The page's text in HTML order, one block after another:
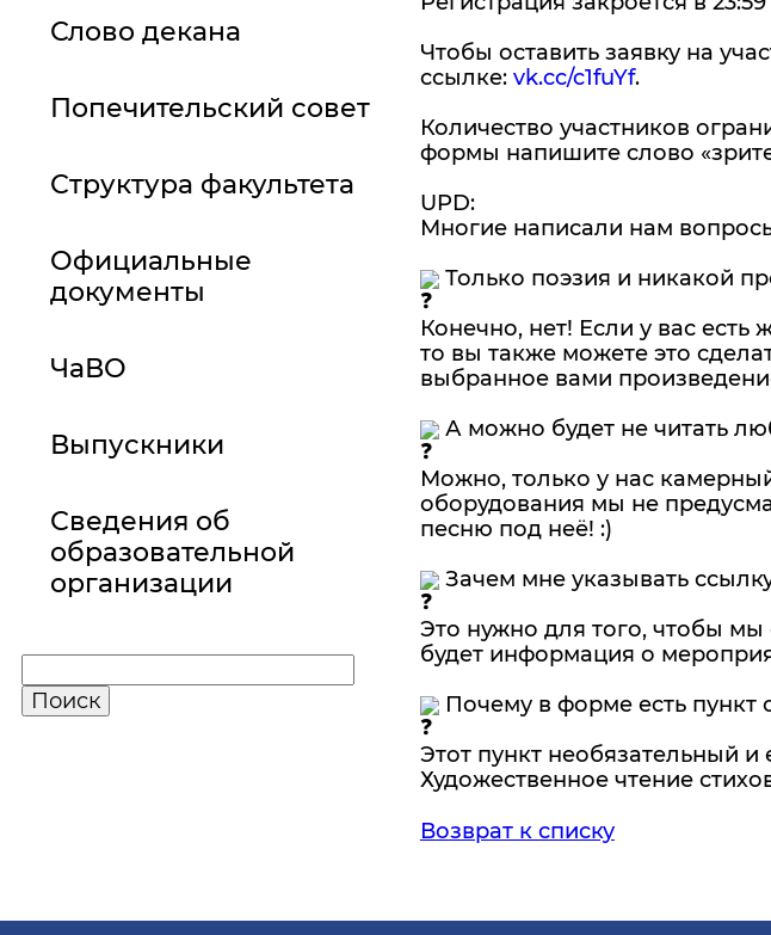
Слово декана
Попечительский совет
Структура факультета
Официальные
документы
ЧаВО
Выпускники
Сведения об
образовательной
организации
Чтобы оставить заявку на
ссылке: vk.cc/c1fuYf.
Количество участников
формы напишите слово
UPD:
Многие написали нам
Только поэзия и никакой
Конечно, нет! Если у вас
то вы также можете это
выбранное вами
А можно будет не читать
Можно, только у нас
оборудования мы не
песню под неё! :)
Зачем мне указывать
Это нужно для того, чтобы
будет информация о
Почему в форме есть пункт
Этот пункт необязательный
Художественное чтение
Возврат к списку